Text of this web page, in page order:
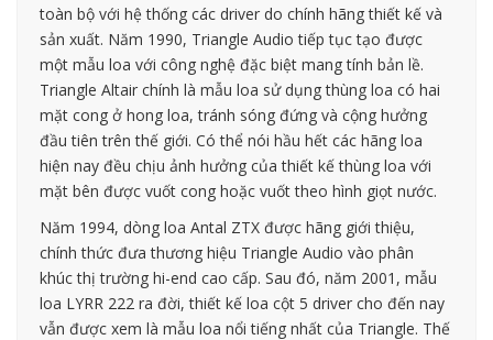
toàn bộ với hệ thống các driver do chính hãng thiết kế và
sản xuất. Năm 1990, Triangle Audio tiếp tục tạo được
một mẫu loa với công nghệ đặc biệt mang tính bản lề.
Triangle Altair chính là mẫu loa sử dụng thùng loa có hai
mặt cong ở hong loa, tránh sóng đứng và cộng hưởng
đầu tiên trên thế giới. Có thể nói hầu hết các hãng loa
hiện nay đều chịu ảnh hưởng của thiết kế thùng loa với
mặt bên được vuốt cong hoặc vuốt theo hình giọt nước.
Năm 1994, dòng loa Antal ZTX được hãng giới thiệu,
chính thức đưa thương hiệu Triangle Audio vào phân
khúc thị trường hi-end cao cấp. Sau đó, năm 2001, mẫu
loa LYRR 222 ra đời, thiết kế loa cột 5 driver cho đến nay
vẫn được xem là mẫu loa nổi tiếng nhất của Triangle. Thế